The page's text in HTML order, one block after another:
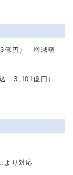
億円） 増減額
込 3,101億円）
より対応